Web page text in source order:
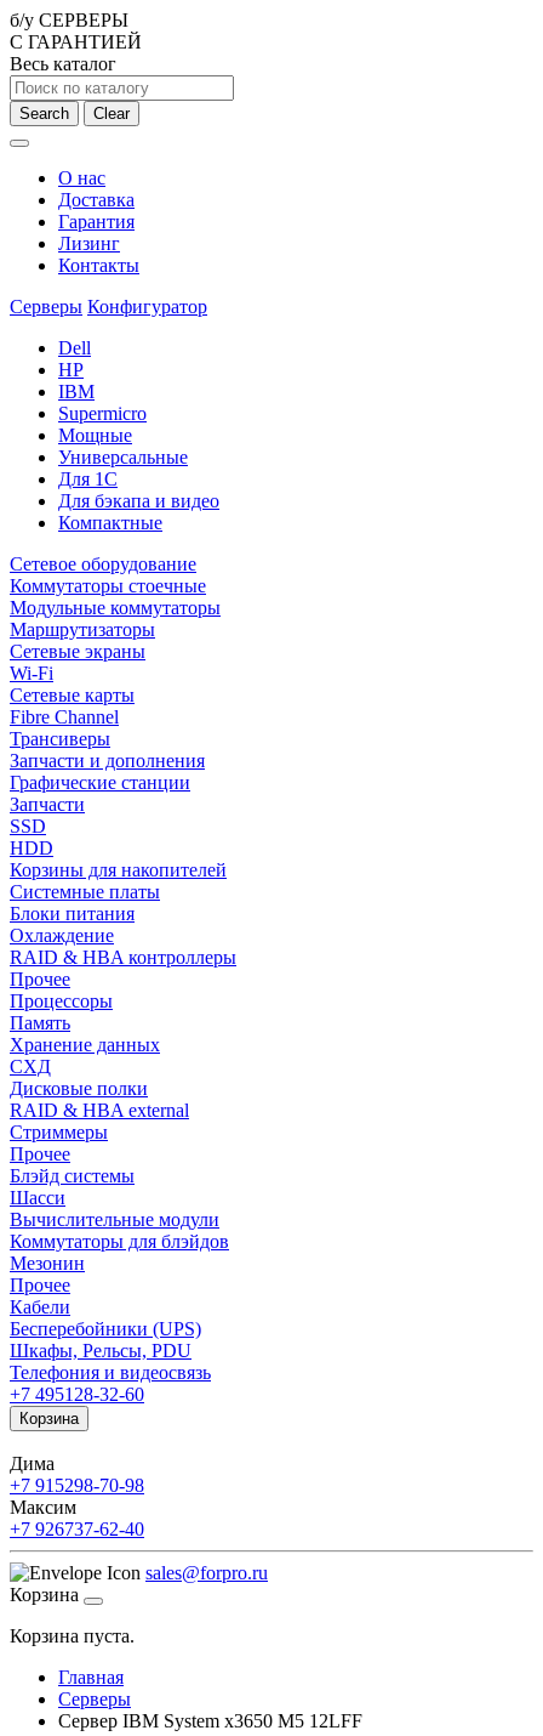
б/у СЕРВЕРЫ
С ГАРАНТИЕЙ
Весь каталог
Search Clear
О нас
Доставка
Гарантия
Лизинг
Контакты
Серверы Конфигуратор
Dell
HP
IBM
Supermicro
Мощные
Универсальные
Для 1С
Для бэкапа и видео
Компактные
Сетевое оборудование
Коммутаторы стоечные
Модульные коммутаторы
Маршрутизаторы
Сетевые экраны
Wi-Fi
Сетевые карты
Fibre Channel
Трансиверы
Запчасти и дополнения
Графические станции
Запчасти
SSD
HDD
Корзины для накопителей
Системные платы
Блоки питания
Охлаждение
RAID & HBA контроллеры
Прочее
Процессоры
Память
Хранение данных
СХД
Дисковые полки
RAID & HBA external
Стриммеры
Прочее
Блэйд системы
Шасси
Вычислительные модули
Коммутаторы для блэйдов
Мезонин
Прочее
Кабели
Бесперебойники (UPS)
Шкафы, Рельсы, PDU
Телефония и видеосвязь
+7 495128-32-60
Корзина
Дима
+7 915298-70-98
Максим
+7 926737-62-40
sales@forpro.ru
Корзина
Корзина пуста.
Главная
Серверы
Сервер IBM System x3650 M5 12LFF